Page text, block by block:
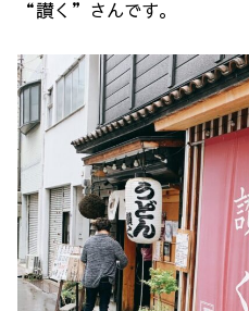
“讃く”さんです。